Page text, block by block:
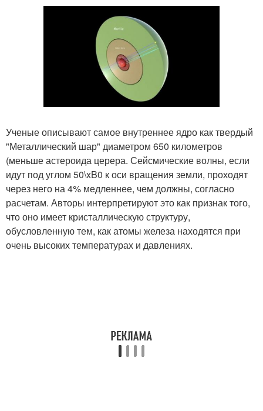
Ученые описывают самое внутреннее ядро как твердый
"Металлический шар" диаметром 650 километров
(меньше астероида церера. Сейсмические волны, если
идут под углом 50\xB0 к оси вращения земли, проходят
через него на 4% медленнее, чем должны, согласно
расчетам. Авторы интерпретируют это как признак того,
что оно имеет кристаллическую структуру,
обусловленную тем, как атомы железа находятся при
очень высоких температурах и давлениях.